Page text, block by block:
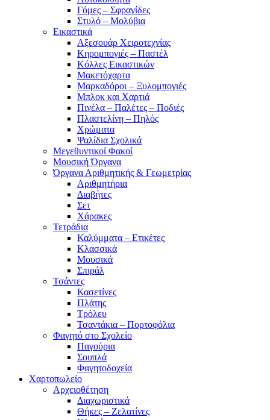
Γόμες – Σφραγίδες
Στυλό – Μολύβια
Εικαστικά
Αξεσουάρ Χειροτεχνίας
Κηρομπογιές – Παστέλ
Κόλλες Εικαστικών
Μακετόχαρτα
Μαρκαδόροι – Ξυλομπογιές
Μπλοκ και Χαρτιά
Πινέλα – Παλέτες – Ποδιές
Πλαστελίνη – Πηλός
Χρώματα
Ψαλίδια Σχολικά
Μεγεθυντικοί Φακοί
Μουσική Όργανα
Όργανα Αριθμητικής & Γεωμετρίας
Αριθμητήρια
Διαβήτες
Σετ
Χάρακες
Τετράδια
Καλύμματα – Ετικέτες
Κλασσικά
Μουσικά
Σπιράλ
Τσάντες
Κασετίνες
Πλάτης
Τρόλευ
Τσαντάκια – Πορτοφόλια
Φαγητό στο Σχολείο
Παγούρια
Σουπλά
Φαγητοδοχεία
Χαρτοπωλείο
Αρχειοθέτηση
Διαχωριστικά
Θήκες – Ζελατίνες